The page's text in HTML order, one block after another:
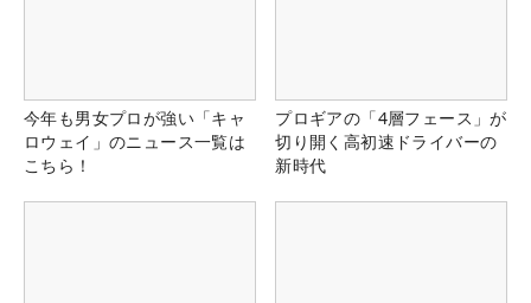
今年も男女プロが強い「キャ
ロウェイ」のニュース一覧は
こちら！
プロギアの「4層フェース」が
切り開く高初速ドライバーの
新時代